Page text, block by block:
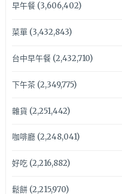
早午餐(3,606,402)
菜單(3,432,843)
台中早午餐(2,432,710)
下午茶(2,349,775)
雜貨 (2,251,442)
咖啡廳(2,248,041)
好吃(2,216,882)
鬆餅(2,215,970)